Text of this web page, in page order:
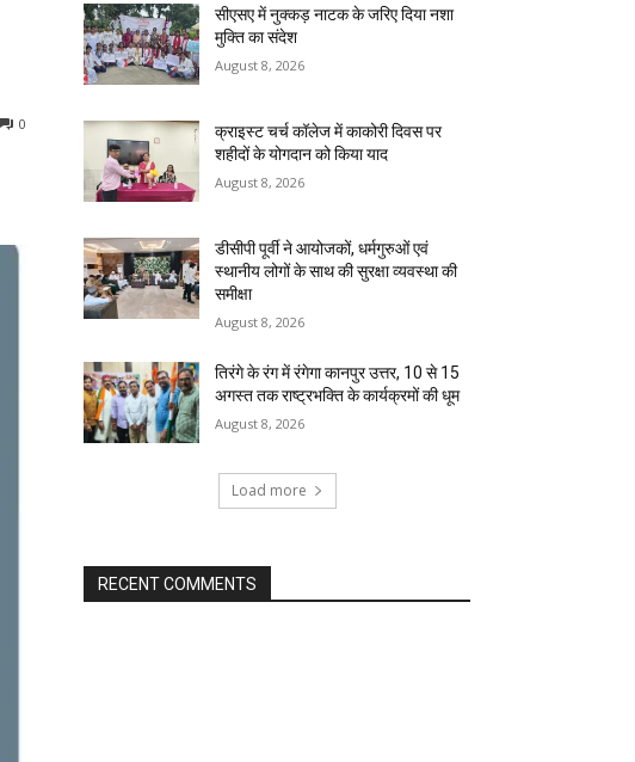
0
सीएसए में नुक्कड़ नाटक के जरिए दिया नशा
मुक्ति का संदेश
August 8, 2026
क्राइस्ट चर्च कॉलेज में काकोरी दिवस पर
शहीदों के योगदान को किया याद
August 8, 2026
डीसीपी पूर्वी ने आयोजकों, धर्मगुरुओं एवं
स्थानीय लोगों के साथ की सुरक्षा व्यवस्था की
समीक्षा
August 8, 2026
तिरंगे के रंग में रंगेगा कानपुर उत्तर, 10 से 15
अगस्त तक राष्ट्रभक्ति के कार्यक्रमों की धूम
August 8, 2026
Load more
RECENT COMMENTS